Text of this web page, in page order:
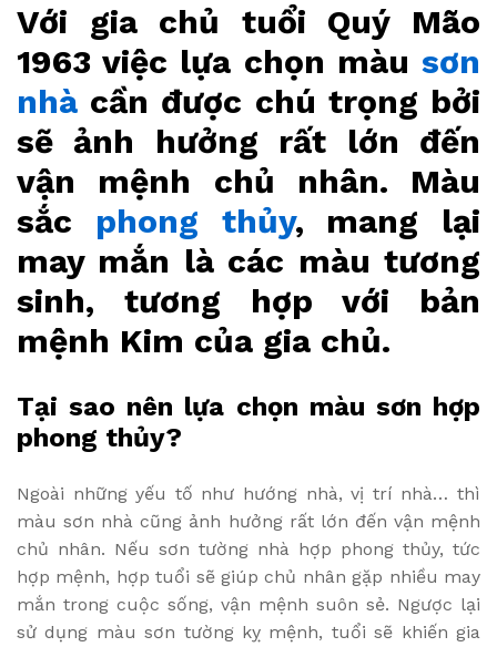
Với gia chủ tuổi Quý Mão
1963 việc lựa chọn màu sơn
nhà cần được chú trọng bởi
sẽ ảnh hưởng rất lớn đến
vận mệnh chủ nhân. Màu
sắc phong thủy, mang lại
may mắn là các màu tương
sinh, tương hợp với bản
mệnh Kim của gia chủ.
Tại sao nên lựa chọn màu sơn hợp
phong thủy?
Ngoài những yếu tố như hướng nhà, vị trí nhà… thì
màu sơn nhà cũng ảnh hưởng rất lớn đến vận mệnh
chủ nhân. Nếu sơn tường nhà hợp phong thủy, tức
hợp mệnh, hợp tuổi sẽ giúp chủ nhân gặp nhiều may
mắn trong cuộc sống, vận mệnh suôn sẻ. Ngược lại
sử dụng màu sơn tường kỵ mệnh, tuổi sẽ khiến gia